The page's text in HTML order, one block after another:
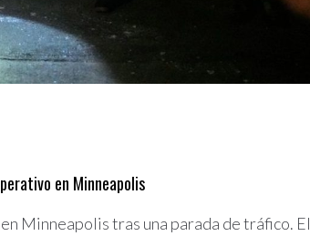
en Minneapolis
Minneapolis tras una parada de tráfico. El